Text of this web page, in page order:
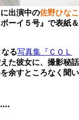
出演中の佐野ひなこ
ーイ５号』で表紙＆
る写真集『ＣＯＬ
た彼女に、撮影秘話
余すところなく聞い